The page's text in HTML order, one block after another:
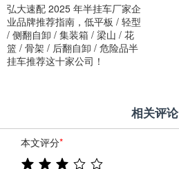
弘大速配 2025 年半挂车厂家企
业品牌推荐指南，低平板 / 轻型
/ 侧翻自卸 / 集装箱 / 梁山 / 花
篮 / 骨架 / 后翻自卸 / 危险品半
挂车推荐这十家公司！
相关评论
本文评分*